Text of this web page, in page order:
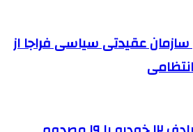
سازمان عقیدتی سیاسی فراجا از